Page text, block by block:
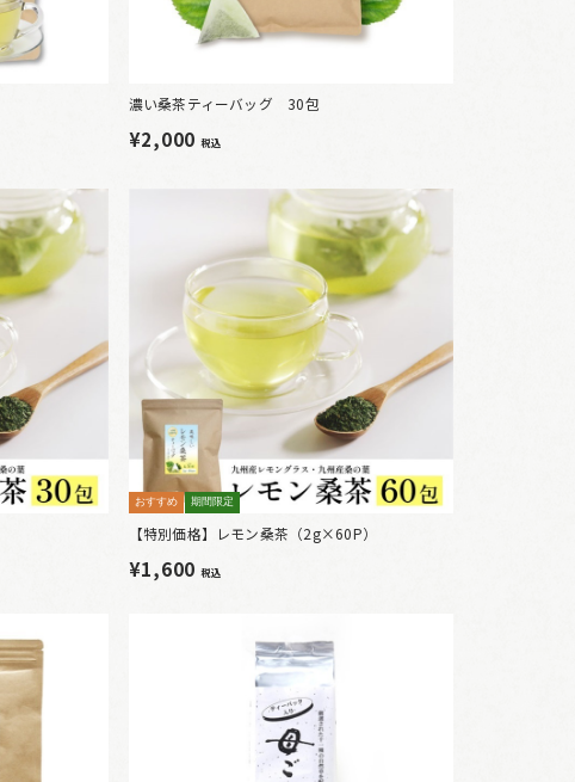
濃い桑茶ティーバッグ 30包
¥2,000 税込
おすすめ 期間限定
【特別価格】レモン桑茶（2g×60P）
¥1,600 税込